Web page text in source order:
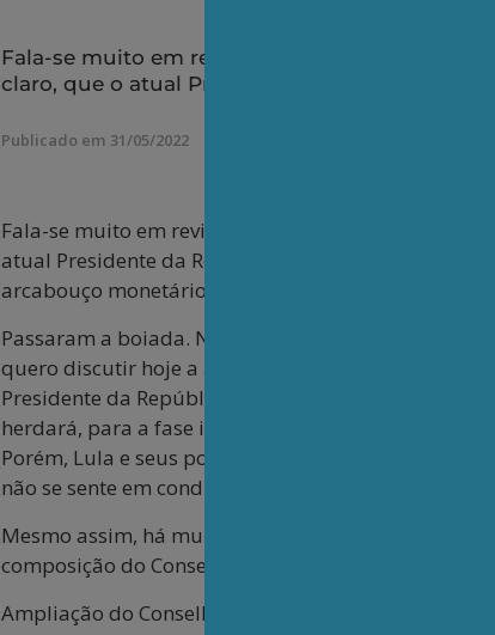
Fala-se muito em revisão do arcabouço fiscal
claro, que o atual Presidente
Publicado em 31/05/2022
Fala-se muito em revisão do arcabouço fiscal e
atual Presidente da República não seja reeleito.
arcabouço monetário. Muita barbaridade foi feita
Passaram a boiada. Não só no tema ambiental,
quero discutir hoje a autonomia do Banco Central
Presidente da República para o presidente e os
herdará, para a fase inicial do seu governo, o
Porém, Lula e seus porta-vozes já deixaram claro
não se sente em condições de políticas enfrentar
Mesmo assim, há muito que pode e deve ser feito
composição do Conselho Monetário Nacional
Ampliação do Conselho Monetário Nacional